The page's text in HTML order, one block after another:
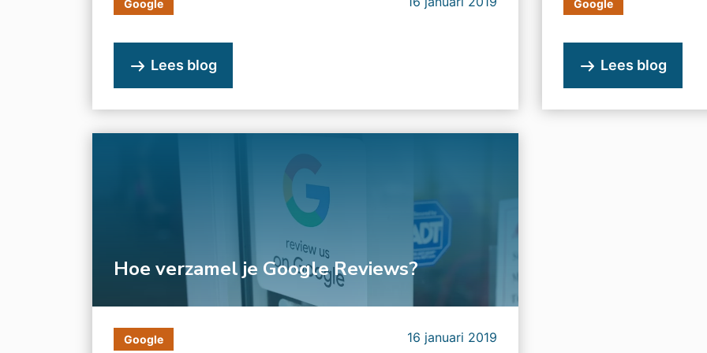
Google
Lees blog
Google
Lees blog
Hoe verzamel je Google Reviews?
Google 16 januari 2019